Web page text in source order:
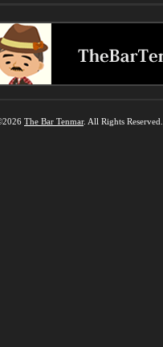
The Bar Tenmar. All Rights Reserved.